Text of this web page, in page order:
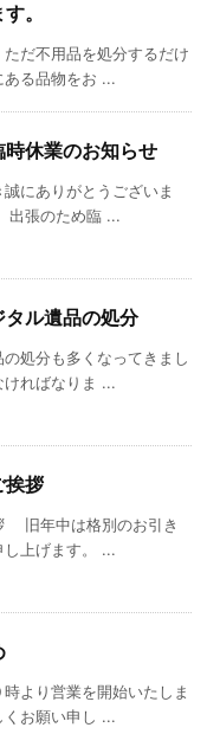
。
だ不用品を処分するだけ
ある品物をお ...
時休業のお知らせ
にありがとうございま
出張のため臨 ...
ル遺品の処分
処分も多くなってきまし
ければなりま ...
拶
旧年中は格別のお引き
し上げます。 ...
より営業を開始いたしま
くお願い申し ...